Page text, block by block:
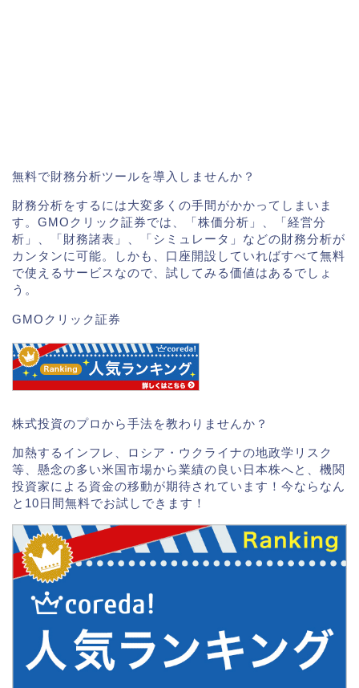
無料で財務分析ツールを導入しませんか？
財務分析をするには大変多くの手間がかかってしまいま
す。GMOクリック証券では、「株価分析」、「経営分
析」、「財務諸表」、「シミュレータ」などの財務分析が
カンタンに可能。しかも、口座開設していればすべて無料
で使えるサービスなので、試してみる価値はあるでしょ
う。
GMOクリック証券
株式投資のプロから手法を教わりませんか？
加熱するインフレ、ロシア・ウクライナの地政学リスク
等、懸念の多い米国市場から業績の良い日本株へと、機関
投資家による資金の移動が期待されています！今ならなん
と10日間無料でお試しできます！